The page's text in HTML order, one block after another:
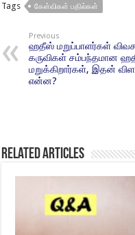
Tags கேள்விகள் பதில்கள்
Previous
ஹதீஸ் மறுப்பாளர்கள்
கருவிகள் சம்பந்தமான
மறுக்கிறார்கள், இதன்
என்ன?
Related Articles